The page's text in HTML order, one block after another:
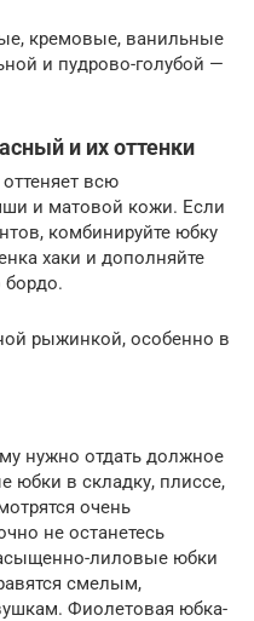
кремовые, ванильные
и пудрово-голубой —
и их оттенки
всю
и матовой кожи. Если
комбинируйте юбку
хаки и дополняйте
бордо.
рыжинкой, особенно в
нужно отдать должное
юбки в складку, плиссе,
очень
не останетесь
лиловые юбки
смелым,
Фиолетовая юбка-